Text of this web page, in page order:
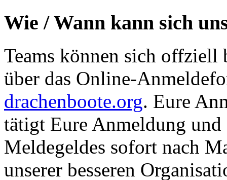
Wie / Wann kann sich
Teams können sich
über das Online-
drachenboote.org. Eure
tätigt Eure Anmeldung
Meldegeldes sofort nach
unserer besseren